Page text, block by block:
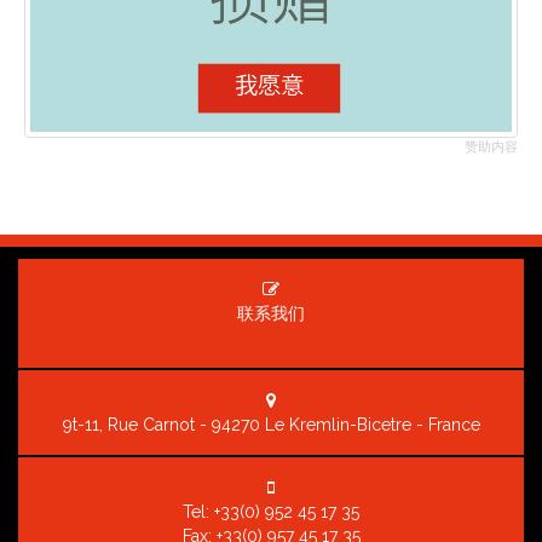
赞助内容
联系我们
9t-11, Rue Carnot - 94270 Le Kremlin-Bicetre - France
Tel: +33(0) 952 45 17 35
Fax: +33(0) 957 45 17 35